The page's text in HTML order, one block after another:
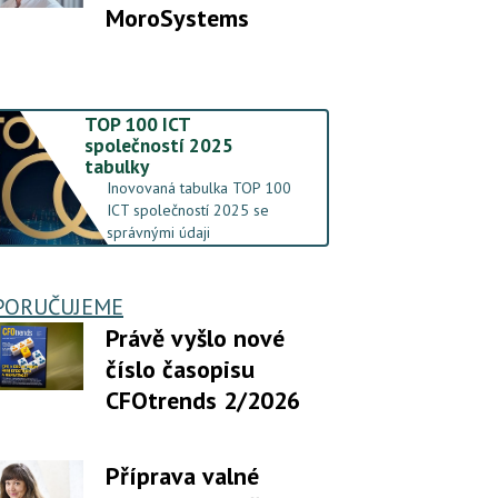
MoroSystems
TOP 100 ICT
společností 2025
tabulky
Inovovaná tabulka TOP 100
ICT společností 2025 se
správnými údaji
Právě vyšlo nové
číslo časopisu
CFOtrends 2/2026
Příprava valné